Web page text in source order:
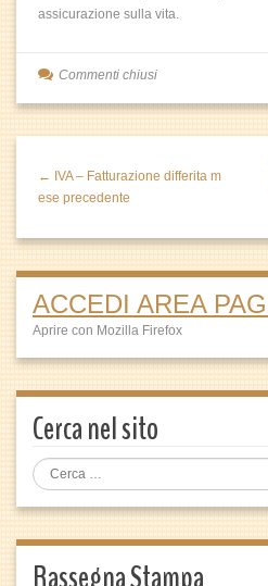
assicurazione sulla vita.
Commenti chiusi
← IVA – Fatturazione differita m
ese precedente
ACCEDI AREA
Aprire con Mozilla Firefox
Cerca nel sito